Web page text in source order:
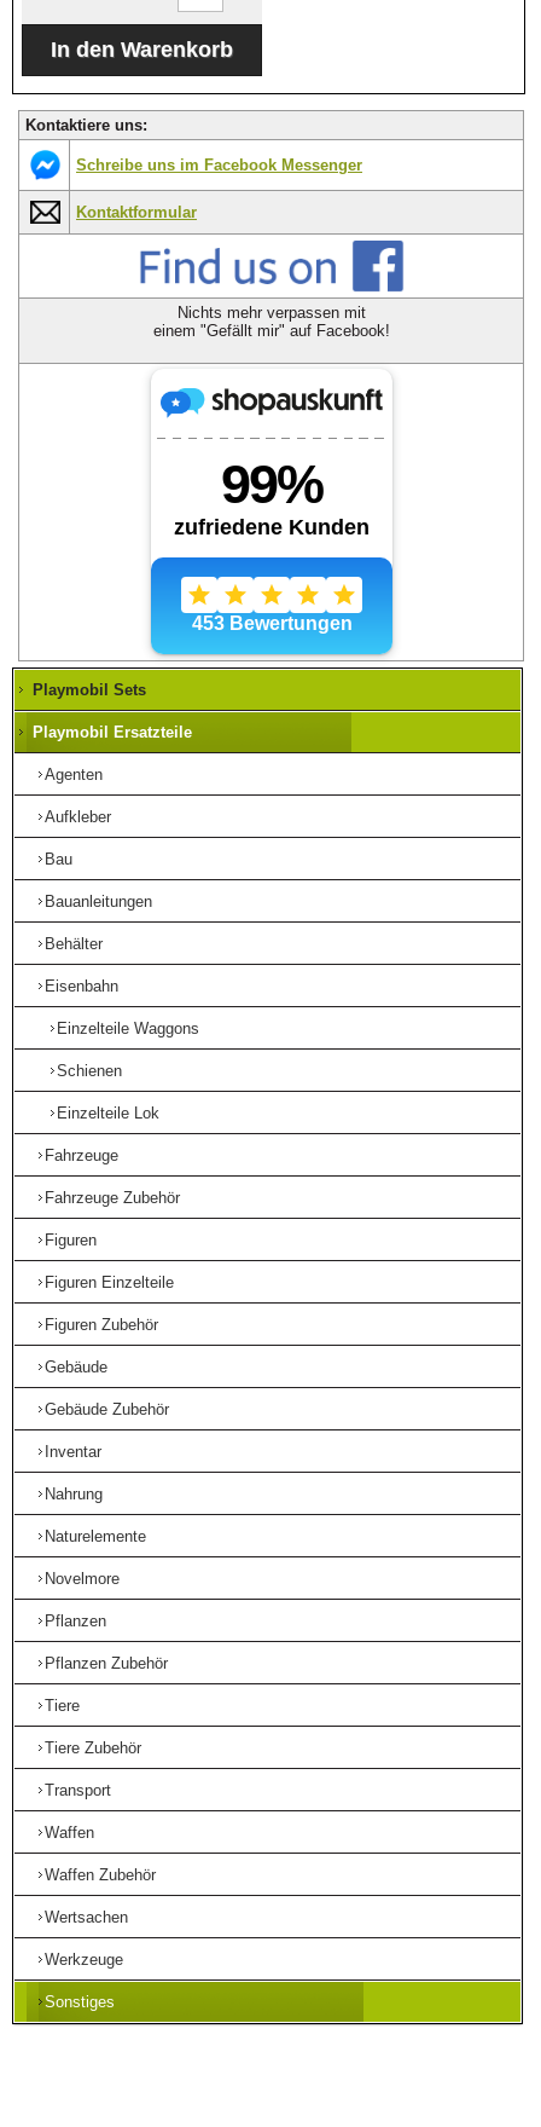
Kontaktiere uns:
Schreibe uns im Facebook Messenger
Kontaktformular
Nichts mehr verpassen mit
einem "Gefällt mir" auf Facebook!
Playmobil Sets
Playmobil Ersatzteile
Agenten
Aufkleber
Bau
Bauanleitungen
Behälter
Eisenbahn
Einzelteile Waggons
Schienen
Einzelteile Lok
Fahrzeuge
Fahrzeuge Zubehör
Figuren
Figuren Einzelteile
Figuren Zubehör
Gebäude
Gebäude Zubehör
Inventar
Nahrung
Naturelemente
Novelmore
Pflanzen
Pflanzen Zubehör
Tiere
Tiere Zubehör
Transport
Waffen
Waffen Zubehör
Wertsachen
Werkzeuge
Sonstiges